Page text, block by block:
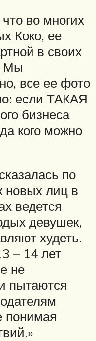
во многих
Коко, ее
в своих
Мы
все ее фото
если ТАКАЯ
бизнеса
кого можно
по
новых лиц в
ведется
девушек,
худеть.
– 14 лет
не
пытаются
понимая